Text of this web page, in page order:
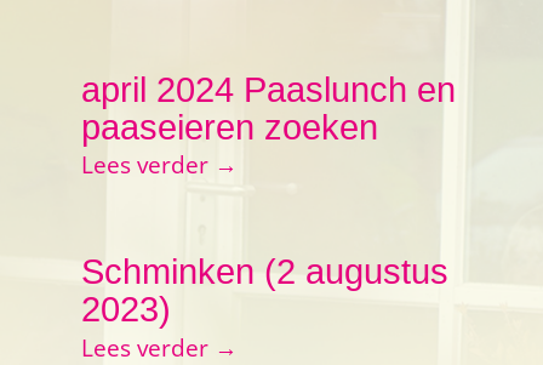
april 2024 Paaslunch en
paaseieren zoeken
Lees verder →
Schminken (2 augustus
2023)
Lees verder →